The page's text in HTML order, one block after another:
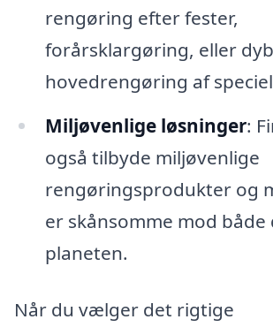
rengøring efter fester,
forårsklargøring, eller
hovedrengøring af
Miljøvenlige løsninger:
også tilbyde miljøvenlige
rengøringsprodukter og
er skånsomme mod både
planeten.
Når du vælger det rigtige